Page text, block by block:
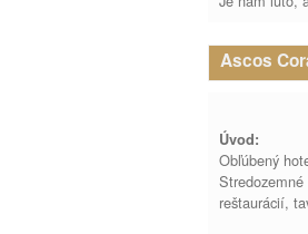
Ascos
Úvod:
Obľúbený
reštaurácií,